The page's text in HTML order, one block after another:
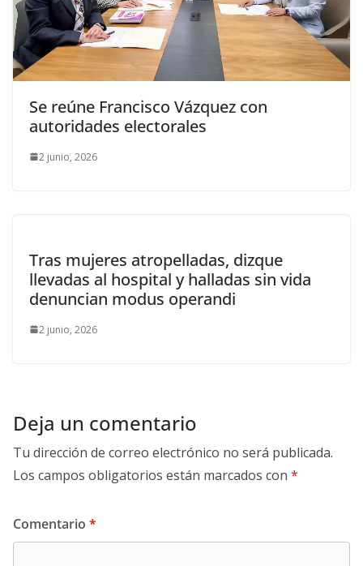
Se reúne Francisco Vázquez con
autoridades electorales
2 junio, 2026
Tras mujeres atropelladas, dizque
llevadas al hospital y halladas sin vida
denuncian modus operandi
2 junio, 2026
Deja un comentario
Tu dirección de correo electrónico no será publicada.
Los campos obligatorios están marcados con *
Comentario *